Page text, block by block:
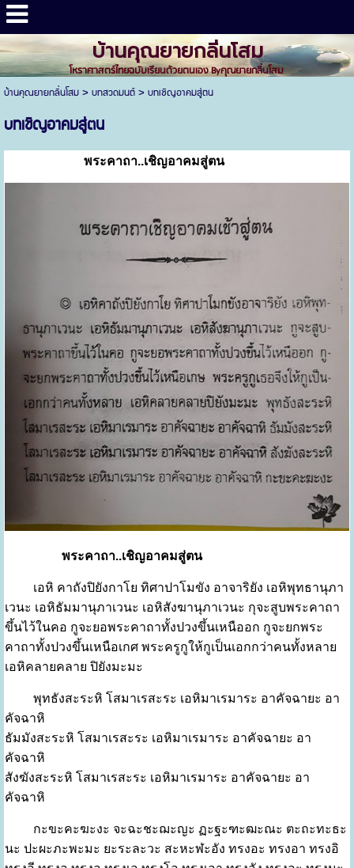
บ้านคุณยายกลิ่นโสม
โหราศาสตร์ไทยฉบับเรียนด้วยตนเอง Byคุณยายกลิ่นโสม
บ้านคุณยายกลิ่นโสม>บทสวดมนต์>บทเชิญอาคมสู่ตน
บทเชิญอาคมสู่ตน
พระคาถา..เชิญอาคมสู่ตน
พระคาถา..เชิญอาคมสู่ตน
เอหิ คาถังปิยังกาโย ทิศาปาโมขัง อาจาริยัง เอหิพุทธานุภา
เวนะ เอหิธัมมานุภาเวนะ เอหิสังฆานุภาเวนะ กุจะสูบพระคาถา
ขึ้นไว้ในคอ กูจะยอพระคาถาทั้งปวงขึ้นเหนืออก กูจะยกพระ
คาถาทั้งปวงขึ้นเหนือเกศ พระครูกูให้กูเป็นเอกกว่าคนทั้งหลาย
เอหิคลายคลาย ปิยังมะมะ
พุทธังสะระหิ โสมาเรสะระ เอหิมาเรมาระ อาคัจฉายะ อา
คัจฉาหิ
ธัมมังสะระหิ โสมาเรสะระ เอหิมาเรมาระ อาคัจฉายะ อา
คัจฉาหิ
สังฆังสะระหิ โสมาเรสะระ เอหิมาเรมาระ อาคัจฉายะ อา
คัจฉาหิ
กะขะคะฆะงะ จะฉะชะฌะญะ ฏะฐะฑะฒะณะ ตะถะทะธะ
นะ ปะผะภะพะมะ ยะระละวะ สะหะฬะอัง ทรงอะ ทรงอา ทรงอิ